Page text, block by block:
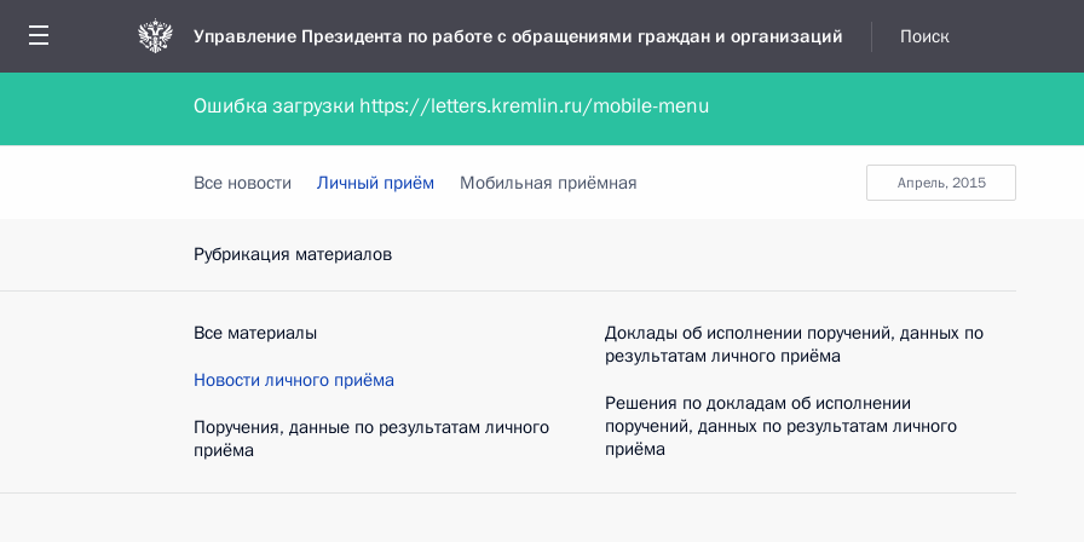
Управление Президента по работе с обращениями граждан и организаций Поиск
Обратиться в форме электронного документа Обратиться в устной форме
апрель, 2015
Все новости Личный приём Мобильная приёмная
Рубрикация материалов
Все материалы
Новости личного приёма
Поручения, данные по результатам личного
приёма
Доклады об исполнении поручений, данных по
результатам личного приёма
Решения по докладам об исполнении
поручений, данных по результатам личного
приёма
Ошибка загрузки https://letters.kremlin.ru/mobile-menu